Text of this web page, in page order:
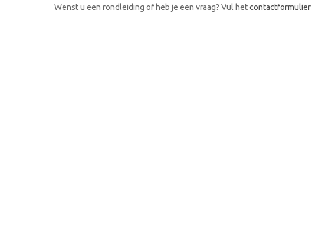
Wenst u een rondleiding of heb je een vraag? Vul hetcontactformulier